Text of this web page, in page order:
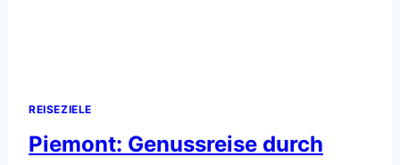
REISEZIELE
Piemont: Genussreise durch